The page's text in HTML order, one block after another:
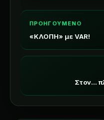
Στον...
ΠΡΟΗΓΟΥΜΕΝΟ
«ΚΛΟΠΗ» με VAR!